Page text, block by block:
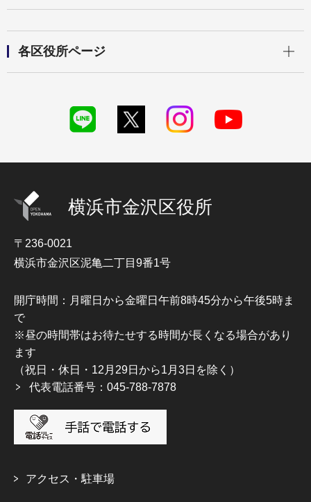
各区役所ページ
横浜市金沢区役所
〒236-0021
横浜市金沢区泥亀二丁目9番1号
開庁時間：月曜日から金曜日午前8時45分から午後5時ま
で
※昼の時間帯はお待たせする時間が長くなる場合があり
ます
（祝日・休日・12月29日から1月3日を除く）
代表電話番号：045-788-7878
アクセス・駐車場